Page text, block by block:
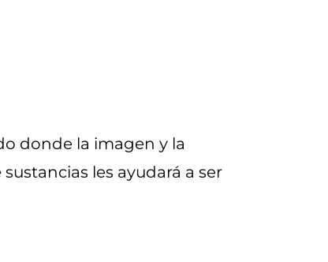
donde la imagen y la
les ayudará a ser